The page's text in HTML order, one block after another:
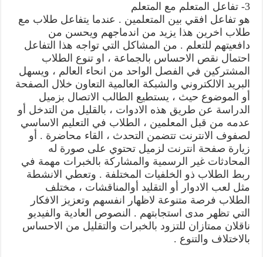
3- تفاعل المتعلم مع المتعلم
هو تفاعل افقي بين المتعلمين . عندما يتفاعل طلاب مع
طلاب اخرين هذا يزيد من اندماجهم ويحسن من
دافعيتهم للتعلم . من المشاكل التي تواجه هذا التفاعل
احتمال نقص الاحساس بالجماعة ، او تنوع الطلاب
المشتركين في الفصل الواحد من انحاء العالم ، ويسهل
البريد الالكتروني والشبكة العالمية التعاون خلال الصفحة
أو الموضوع حيث ، يستطيع الطالب الاتصال بزميل
الدراسة عن طريق هذه الادوات ، بالقليل من التدخل أو
عدمه من قبل المعلمين ، الطلاب في التعليم الاساسي
لصفوف الانترنت تتضمن التحدث ، القاء محاضرة . أو
زيارة صفحة انترنت لزميل تحتوي على صورة له
المحادثات غير الرسمية والمشاركة بالخبرات مهمة في
ربط الطلاب ذو الخلفيات المختلفة . وتعطي الانشطة
مثل لعب الادوار أو التقليد أوالمناقشات ، مختلف
الطلاب فرصة متنوعة لاظهار انفسهم وتعزيز الافكار
التي تظهر مدى استجابتهم . النصوص العادية والفيديو
ناقلان ممتازان للتزود بالخبرات والتقليل من الاحساس
بالاختلاف والتنوع .